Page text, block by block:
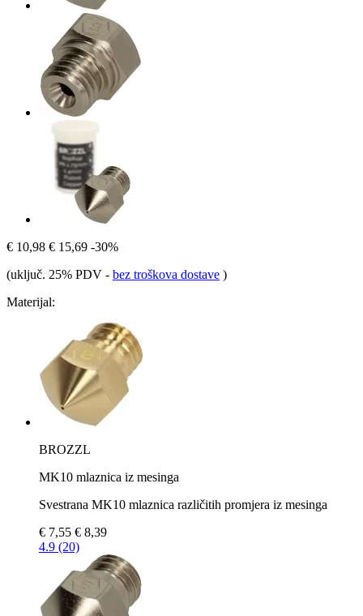
€ 10,98 € 15,69 -30%
(uključ. 25% PDV - bez troškova dostave )
Materijal:
BROZZL
MK10 mlaznica iz mesinga
Svestrana MK10 mlaznica različitih promjera iz mesinga
€ 7,55 € 8,39
4.9 (20)